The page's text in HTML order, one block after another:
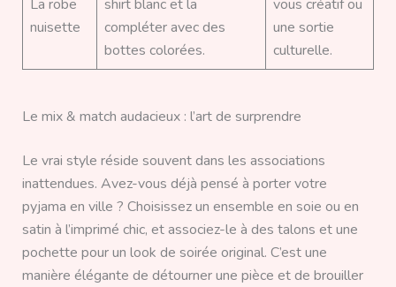
La robe
nuisette
shirt blanc et la
compléter avec des
bottes colorées.
vous créatif ou
une sortie
culturelle.
Le mix & match audacieux : l’art de surprendre
Le vrai style réside souvent dans les associations
inattendues. Avez-vous déjà pensé à porter votre
pyjama en ville ? Choisissez un ensemble en soie ou en
satin à l’imprimé chic, et associez-le à des talons et une
pochette pour un look de soirée original. C’est une
manière élégante de détourner une pièce et de brouiller